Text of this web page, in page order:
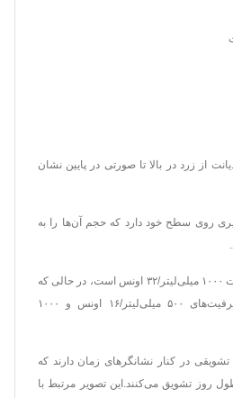
از زرد در بالا تا صورتی در پایین نشان
روی سطح خود دارد که حجم آن‌ها را به
بزرگ‌ترین شیشه دارای ظرفیت ۱۰۰۰ میلی‌لیتر/۳۲ اونس است، در حالی که
دو شیشه کوچک‌تر دارای ظرفیت‌های ۵۰۰ میلی‌لیتر/۱۶ اونس و ۱۰۰۰
در کنار نشانگرهای زمان دارند که
روز تشویق می‌کنند.این تصویر مرتبط با